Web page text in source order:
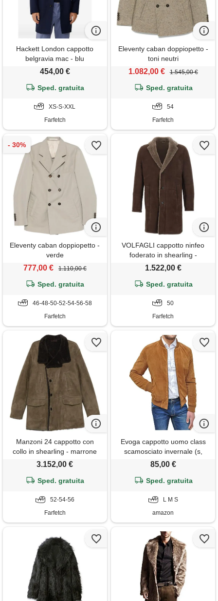
Hackett London cappotto
belgravia mac - blu
454,00 €
Sped. gratuita
XS-S-XXL
Farfetch
Eleventy caban doppiopetto -
toni neutri
1.082,00 € 1.545,00 €
Sped. gratuita
54
Farfetch
Eleventy caban doppiopetto -
verde
777,00 € 1.110,00 €
Sped. gratuita
46-48-50-52-54-56-58
Farfetch
VOLFAGLI cappotto ninfeo
foderato in shearling -
marrone
1.522,00 €
Sped. gratuita
50
Farfetch
Manzoni 24 cappotto con
collo in shearling - marrone
3.152,00 €
Sped. gratuita
52-54-56
Farfetch
Evoga cappotto uomo class
scamosciato invernale (s,
beige cammello)
85,00 €
Sped. gratuita
L M S
amazon